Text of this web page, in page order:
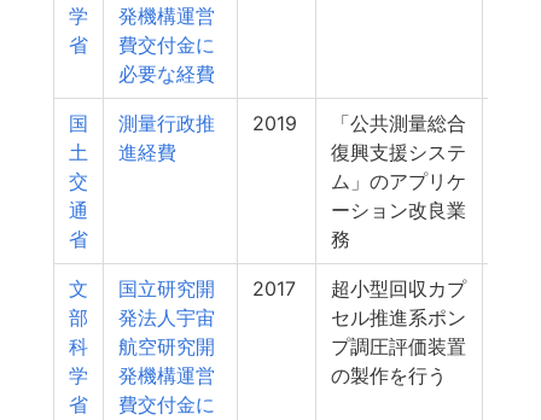
学
省
発機構運営
費交付金に
必要な経費
国
土
交
通
省
測量行政推
進経費
2019
「公共測量総合
復興支援システ
ム」のアプリケ
ーション改良業
務
文
部
科
学
省
国立研究開
発法人宇宙
航空研究開
発機構運営
費交付金に
2017
超小型回収カプ
セル推進系ポン
プ調圧評価装置
の製作を行う